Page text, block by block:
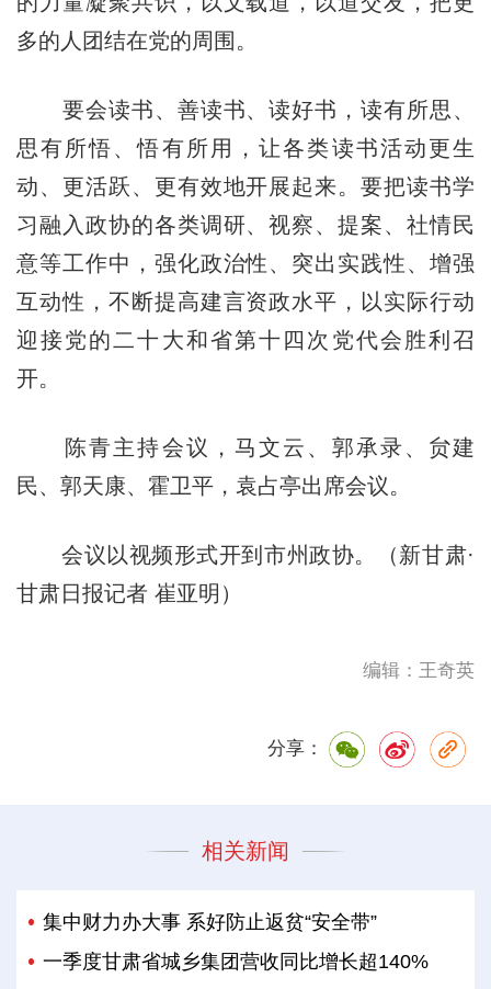
多的人团结在党的周围。
要会读书、善读书、读好书，读有所思、
思有所悟、悟有所用，让各类读书活动更生
动、更活跃、更有效地开展起来。要把读书学
习融入政协的各类调研、视察、提案、社情民
意等工作中，强化政治性、突出实践性、增强
互动性，不断提高建言资政水平，以实际行动
迎接党的二十大和省第十四次党代会胜利召
开。
陈青主持会议，马文云、郭承录、贠建
民、郭天康、霍卫平，袁占亭出席会议。
会议以视频形式开到市州政协。（新甘肃·
甘肃日报记者 崔亚明）
编辑：王奇英
分享：
相关新闻
集中财力办大事 系好防止返贫“安全带”
一季度甘肃省城乡集团营收同比增长超140%